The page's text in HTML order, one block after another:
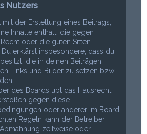
Nutzers
mit der Erstellung eines Beitrags,
Inhalte enthält, die gegen
oder die guten Sitten
erklärst insbesondere, dass du
die in deinen Beiträgen
Links und Bilder zu setzen bzw.
des Boards übt das Hausrecht
gegen diese
oder anderer im Board
Regeln kann der Betreiber
zeitweise oder